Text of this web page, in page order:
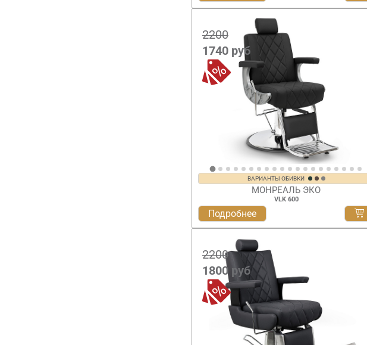
2200
1740 руб
ВАРИАНТЫ ОБИВКИ
МОНРЕАЛЬ ЭКО
VLK 600
Подробнее
2200
1800 руб